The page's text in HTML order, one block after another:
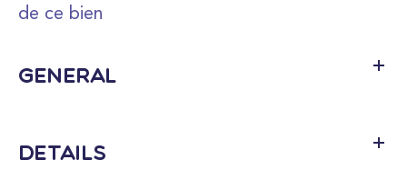
de ce bien
Général
Détails